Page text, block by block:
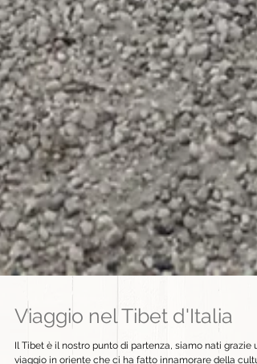
Viaggio nel Tibet d'Italia